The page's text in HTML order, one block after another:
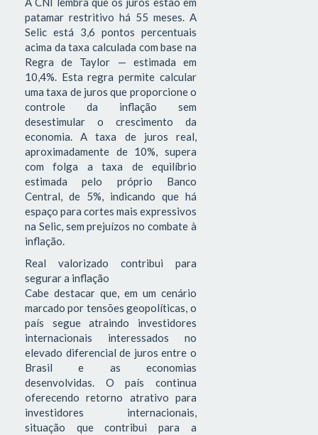
patamar restritivo há 55 meses. A
Selic está 3,6 pontos percentuais
acima da taxa calculada com base na
Regra de Taylor — estimada em
10,4%. Esta regra permite calcular
uma taxa de juros que proporcione o
controle da inflação sem
desestimular o crescimento da
economia. A taxa de juros real,
aproximadamente de 10%, supera
com folga a taxa de equilíbrio
estimada pelo próprio Banco
Central, de 5%, indicando que há
espaço para cortes mais expressivos
na Selic, sem prejuízos no combate à
inflação.
Real valorizado contribui para
segurar a inflação
Cabe destacar que, em um cenário
marcado por tensões geopolíticas, o
país segue atraindo investidores
internacionais interessados no
elevado diferencial de juros entre o
Brasil e as economias
desenvolvidas. O país continua
oferecendo retorno atrativo para
investidores internacionais,
situação que contribui para a